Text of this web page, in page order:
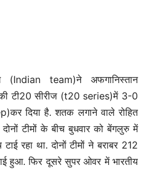
(Indian team)ने अफगानिस्तान
टी20 सीरीज (t20 series)में 3-0
दिया है. शतक लगाने वाले रोहित
टीमों के बीच बुधवार को बेंगलुरु में
रहा था. दोनों टीमों ने बराबर 212
हुआ. फिर दूसरे सुपर ओवर में भारतीय